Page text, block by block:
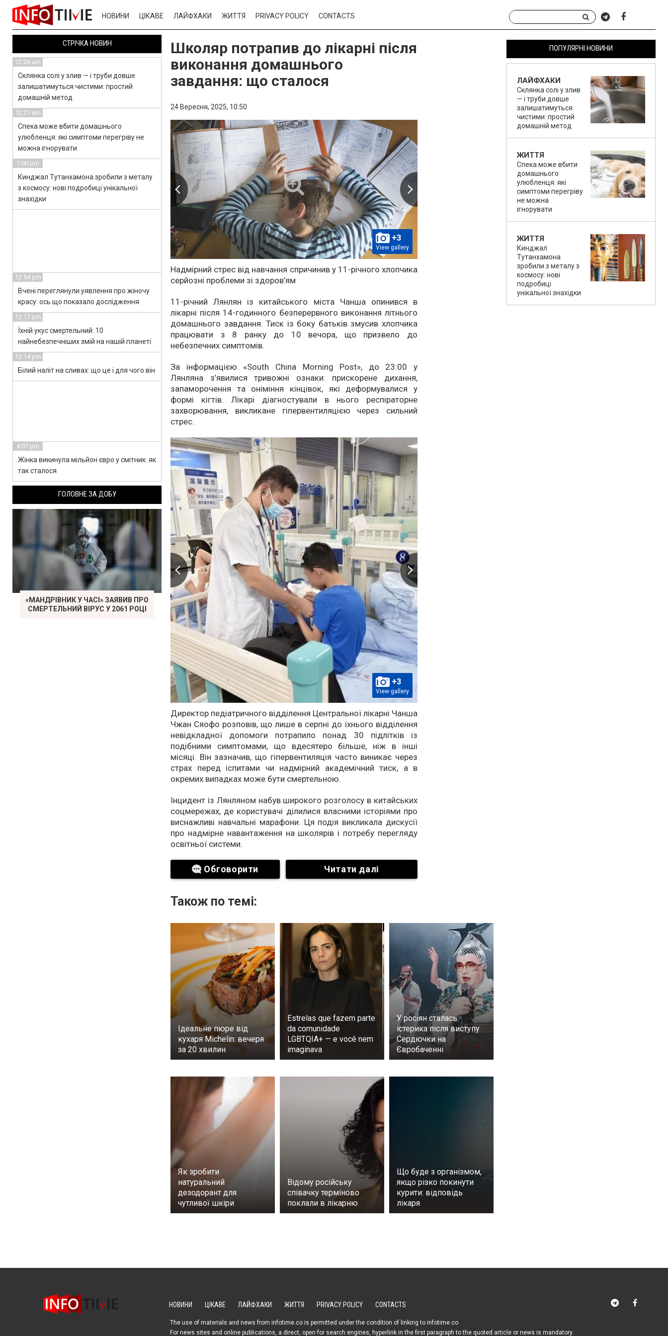
НОВИНИ ЦІКАВЕ ЛАЙФХАКИ ЖИТТЯ PRIVACY POLICY CONTACTS
Школяр потрапив до лікарні після
виконання домашнього
завдання: що сталося
24 Вересня, 2025, 10:50
+3
View gallery
Надмірний стрес від навчання спричинив у 11-річного хлопчика
серйозні проблеми зі здоров’ям
11-річний Лянлян із китайського міста Чанша опинився в
лікарні після 14-годинного безперервного виконання літнього
домашнього завдання. Тиск із боку батьків змусив хлопчика
працювати з 8 ранку до 10 вечора, що призвело до
небезпечних симптомів.
За інформацією «South China Morning Post», до 23:00 у
Лянляна з’явилися тривожні ознаки: прискорене дихання,
запаморочення та оніміння кінцівок, які деформувалися у
формі кігтів. Лікарі діагностували в нього респіраторне
захворювання, викликане гіпервентиляцією через сильний
стрес.
+3
View gallery
Директор педіатричного відділення Центральної лікарні Чанша
Чжан Сяофо розповів, що лише в серпні до їхнього відділення
невідкладної допомоги потрапило понад 30 підлітків із
подібними симптомами, що вдесятеро більше, ніж в інші
місяці. Він зазначив, що гіпервентиляція часто виникає через
страх перед іспитами чи надмірний академічний тиск, а в
окремих випадках може бути смертельною.
Інцидент із Лянляном набув широкого розголосу в китайських
соцмережах, де користувачі ділилися власними історіями про
виснажливі навчальні марафони. Ця подія викликала дискусії
про надмірне навантаження на школярів і потребу перегляду
освітньої системи.
Обговорити Читати далі
Також по темі:
Ідеальне пюре від
кухаря Michelin: вечеря
за 20 хвилин
Estrelas que fazem parte
da comunidade
LGBTQIA+ — e você nem
imaginava
У росіян сталась
істерика після виступу
Сердючки на
Євробаченні
Як зробити
натуральний
дезодорант для
чутливої шкіри
Відому російську
співачку терміново
поклали в лікарню
Що буде з організмом,
якщо різко покинути
курити: відповідь
лікаря
ПОПУЛЯРНІ НОВИНИ
ЛАЙФХАКИ
Склянка солі у злив
— і труби довше
залишатимуться
чистими: простий
домашній метод
ЖИТТЯ
Спека може вбити
домашнього
улюбленця: які
симптоми перегріву
не можна
ігнорувати
ЖИТТЯ
Кинджал
Тутанхамона
зробили з металу з
космосу: нові
подробиці
унікальної знахідки
СТРІЧКА НОВИН
12:26 am
Склянка солі у злив — і труби довше
залишатимуться чистими: простий
домашній метод
12:21 am
Спека може вбити домашнього
улюбленця: які симптоми перегріву не
можна ігнорувати
1:00 pm
Кинджал Тутанхамона зробили з металу
з космосу: нові подробиці унікальної
знахідки
12:54 pm
Вчені переглянули уявлення про жіночу
красу: ось що показало дослідження
12:17 pm
Їхній укус смертельний: 10
найнебезпечніших змій на нашій планеті
12:14 pm
Білий наліт на сливах: що це і для чого він
4:07 pm
Жінка викинула мільйон євро у смітник: як
так сталося
ГОЛОВНЕ ЗА ДОБУ
«МАНДРІВНИК У ЧАСІ» ЗАЯВИВ ПРО
СМЕРТЕЛЬНИЙ ВІРУС У 2061 РОЦІ
НОВИНИ ЦІКАВЕ ЛАЙФХАКИ ЖИТТЯ PRIVACY POLICY CONTACTS
The use of materials and news from infotime.co is permitted under the condition of linking to infotime.co
For news sites and online publications, a direct, open for search engines, hyperlink in the first paragraph to the quoted article or news is mandatory.